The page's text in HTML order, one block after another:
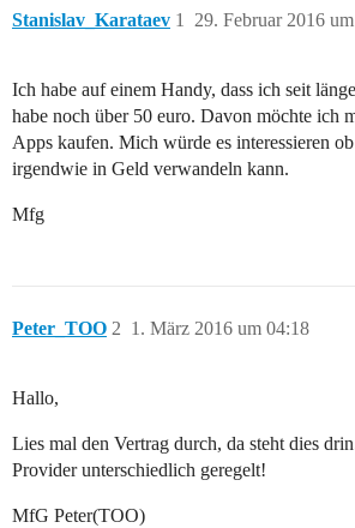
Stanislav_Karataev 29. Februar 2016
1
Ich habe auf einem Handy, dass ich seit
habe noch über 50 euro. Davon möchte ich
Apps kaufen. Mich würde es interessieren
irgendwie in Geld verwandeln kann.
Mfg
Peter_TOO 1. März 2016 um 04:18
2
Hallo,
Lies mal den Vertrag durch, da steht dies
Provider unterschiedlich geregelt!
MfG Peter(TOO)